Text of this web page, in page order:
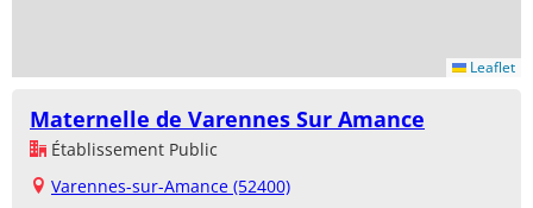
Leaflet
Maternelle de Varennes Sur Amance
Établissement Public
Varennes-sur-Amance (52400)